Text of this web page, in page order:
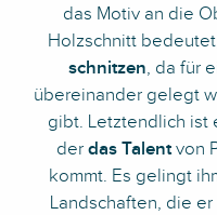
das Motiv an die
Holzschnitt
schnitzen, da für
übereinander gelegt
gibt. Letztendlich ist
der das Talentvon
kommt. Es gelingt
Landschaften, die